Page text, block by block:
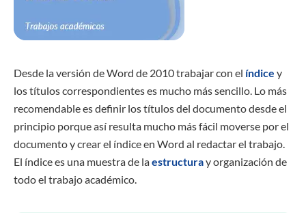
Desde la versión de Word de 2010 trabajar con el índice y
los títulos correspondientes es mucho más sencillo. Lo más
recomendable es definir los títulos del documento desde el
principio porque así resulta mucho más fácil moverse por el
documento y crear el índice en Word al redactar el trabajo.
El índice es una muestra de laestructuray organización de
todo el trabajo académico.